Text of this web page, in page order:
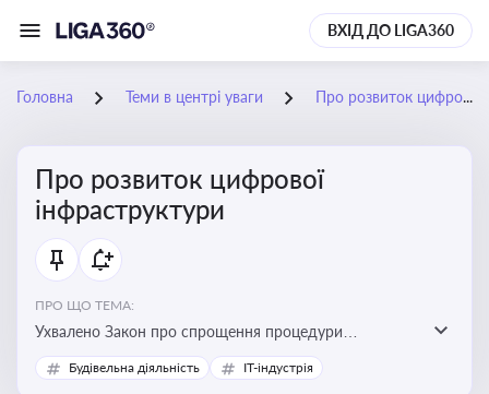
ВХІД ДО LIGA360
Головна Теми в центрі уваги Про розвиток цифрової інфраструктури
Про розвиток цифрової
інфраструктури
ПРО ЩО ТЕМА:
Ухвалено Закон про спрощення процедури
відведення земельних ділянок для розвитку цифрової
інфраструктури
Будівельна діяльність IT-індустрія